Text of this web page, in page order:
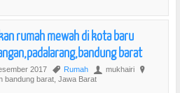
rumah mewah di kota baru
barat
2017 , Rumah U mukhairi ?
bandung barat, Jawa Barat